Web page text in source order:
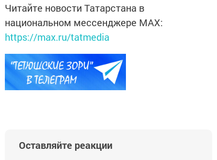
Читайте новости Татарстана в
национальном мессенджере MАХ:
https://max.ru/tatmedia
Оставляйте реакции